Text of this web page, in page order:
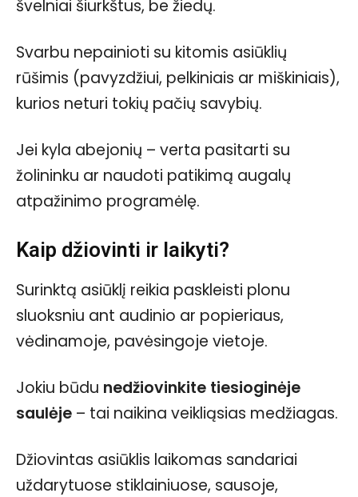
švelniai šiurkštus, be žiedų.
Svarbu nepainioti su kitomis asiūklių
rūšimis (pavyzdžiui, pelkiniais ar miškiniais),
kurios neturi tokių pačių savybių.
Jei kyla abejonių – verta pasitarti su
žolininku ar naudoti patikimą augalų
atpažinimo programėlę.
Kaip džiovinti ir laikyti?
Surinktą asiūklį reikia paskleisti plonu
sluoksniu ant audinio ar popieriaus,
vėdinamoje, pavėsingoje vietoje.
Jokiu būdu nedžiovinkite tiesioginėje
saulėje – tai naikina veikliąsias medžiagas.
Džiovintas asiūklis laikomas sandariai
uždarytuose stiklainiuose, sausoje,